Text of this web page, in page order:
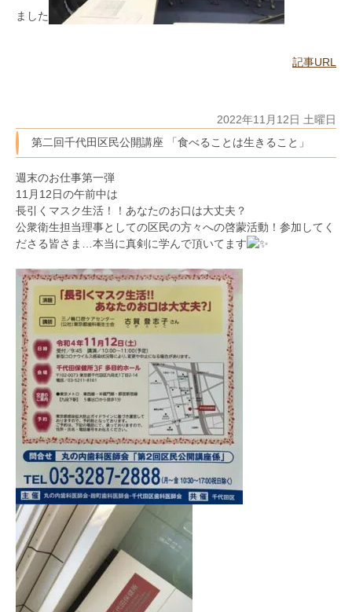
ました
記事URL
2022年11月12日 土曜日
第二回千代田区民公開講座 「食べることは生きること」
週末のお仕事第一弾
11月12日の午前中は
長引くマスク生活！！あなたのお口は大丈夫？
公衆衛生担当理事としての区民の方々への啓蒙活動！参加してく
ださる皆さま…本当に真剣に学んで頂いてます